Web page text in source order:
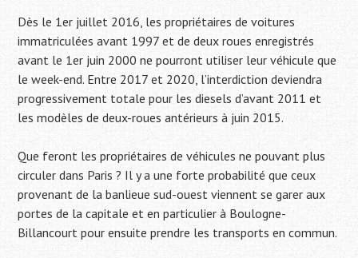
Dès le 1er juillet 2016, les propriétaires de voitures
immatriculées avant 1997 et de deux roues enregistrés
avant le 1er juin 2000 ne pourront utiliser leur véhicule que
le week-end. Entre 2017 et 2020, l’interdiction deviendra
progressivement totale pour les diesels d’avant 2011 et
les modèles de deux-roues antérieurs à juin 2015.
Que feront les propriétaires de véhicules ne pouvant plus
circuler dans Paris ? Il y a une forte probabilité que ceux
provenant de la banlieue sud-ouest viennent se garer aux
portes de la capitale et en particulier à Boulogne-
Billancourt pour ensuite prendre les transports en commun.